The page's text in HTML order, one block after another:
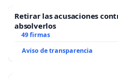
Retirar las acusaciones
absolverlos
49 firmas
Aviso de transparencia